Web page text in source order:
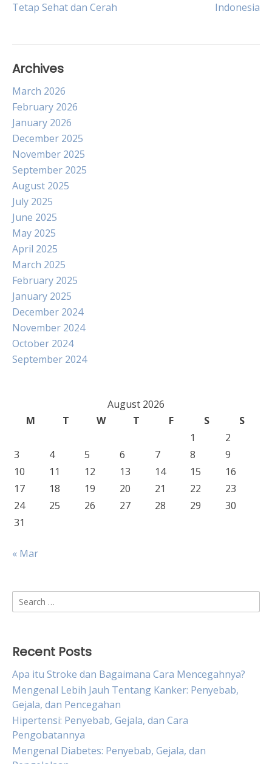
navigation
Tetap Sehat dan Cerah
Indonesia
Archives
March 2026
February 2026
January 2026
December 2025
November 2025
September 2025
August 2025
July 2025
June 2025
May 2025
April 2025
March 2025
February 2025
January 2025
December 2024
November 2024
October 2024
September 2024
August 2026
M
T W T F S
S
1
2
3
4 5 6 7 8
9
10
11 12 13 14 15
16
17
18 19 20 21 22
23
24
25 26 27 28 29
30
31
« Mar
Search
for:
Recent Posts
Apa itu Stroke dan Bagaimana Cara Mencegahnya?
Mengenal Lebih Jauh Tentang Kanker: Penyebab,
Gejala, dan Pencegahan
Hipertensi: Penyebab, Gejala, dan Cara
Pengobatannya
Mengenal Diabetes: Penyebab, Gejala, dan